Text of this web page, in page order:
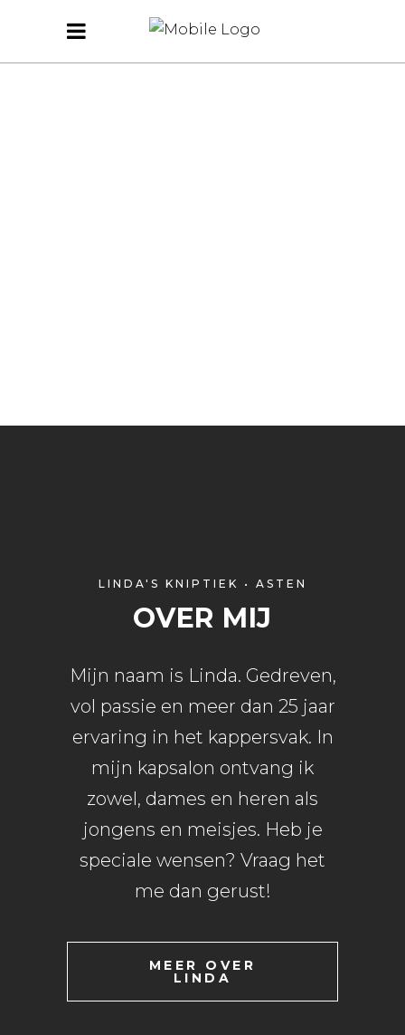
LINDA'S KNIPTIEK • ASTEN
OVER MIJ
Mijn naam is Linda. Gedreven,
vol passie en meer dan 25 jaar
ervaring in het kappersvak. In
mijn kapsalon ontvang ik
zowel, dames en heren als
jongens en meisjes. Heb je
speciale wensen? Vraag het
me dan gerust!
MEER OVER
LINDA